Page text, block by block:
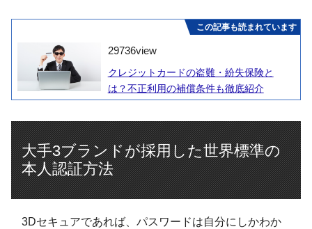
この記事も読まれています
29736view
クレジットカードの盗難・紛失保険と
は？不正利用の補償条件も徹底紹介
大手3ブランドが採用した世界標準の
本人認証方法
3Dセキュアであれば、パスワードは自分にしかわか